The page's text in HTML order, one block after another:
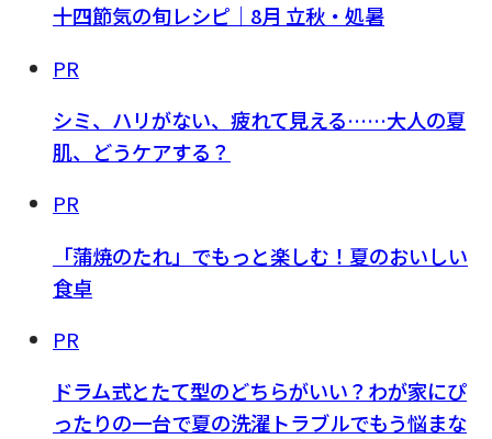
十四節気の旬レシピ｜8月 立秋・処暑
PR
シミ、ハリがない、疲れて見える……大人の夏
肌、どうケアする？
PR
「蒲焼のたれ」でもっと楽しむ！夏のおいしい
食卓
PR
ドラム式とたて型のどちらがいい？わが家にぴ
ったりの一台で夏の洗濯トラブルでもう悩まな